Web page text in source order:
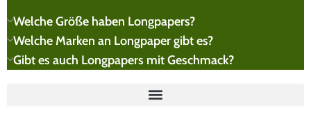
Welche Größe haben Longpapers?
Welche Marken an Longpaper gibt es?
Gibt es auch Longpapers mit Geschmack?